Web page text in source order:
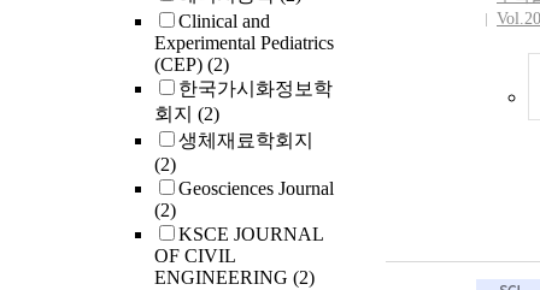
Clinical and
Experimental Pediatrics
(CEP) (2)
한국가시화정보학
회지 (2)
생체재료학회지
(2)
Geosciences Journal
(2)
KSCE JOURNAL
OF CIVIL
ENGINEERING (2)